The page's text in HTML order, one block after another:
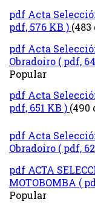
pdf Acta
pdf, 576 KB ) (483
pdf Acta
Obradoiro ( pdf,
Popular
pdf Acta
pdf, 651 KB ) (490
pdf Acta
Obradoiro ( pdf,
pdf ACTA
MOTOBOMBA (
Popular